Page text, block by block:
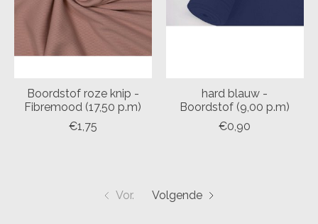
Boordstof roze knip -
Fibremood (17,50 p.m)
€1,75
hard blauw -
Boordstof (9,00 p.m)
€0,90
Vor. Volgende